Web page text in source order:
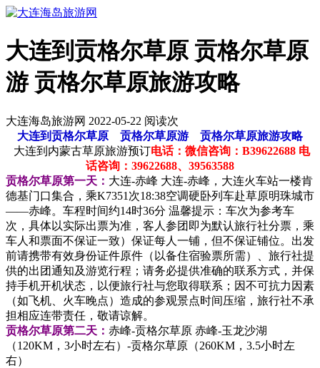
大连到贡格尔草原 贡格尔草原
游 贡格尔草原旅游攻略
大连海岛旅游网 2022-05-22 阅读次
大连到贡格尔草原 贡格尔草原游 贡格尔草原旅游攻略
大连到内蒙古草原旅游预订电话：微信咨询：B39622688 电
话咨询：39622688、39563588
贡格尔草原第一天： 大连-赤峰 大连-赤峰，大连火车站一楼肯
德基门口集合，乘K7351次18:38空调硬卧列车赴草原明珠城市
——赤峰。车程时间约14时36分 温馨提示：车次为参考车
次，具体以实际出票为准，客人参团即为默认旅行社分票，乘
车人和票面不保证一致）保证每人一铺，但不保证铺位。出发
前请携带有效身份证件原件（以备住宿验票所需）、旅行社提
供的出团通知及游览行程；请务必提供准确的联系方式，并保
持手机开机状态，以便旅行社与您取得联系；因不可抗力因素
（如飞机、火车晚点）造成的参观景点时间压缩，旅行社不承
担相应连带责任，敬请谅解。
贡格尔草原第二天： 赤峰-贡格尔草原 赤峰-玉龙沙湖
（120KM，3小时左右）-贡格尔草原（260KM，3.5小时左
右）